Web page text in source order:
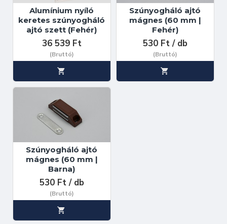
Alumínium nyíló
keretes szúnyogháló
ajtó szett (Fehér)
36 539 Ft
(Bruttó)
Szúnyogháló ajtó
mágnes (60 mm |
Fehér)
530 Ft / db
(Bruttó)
Szúnyogháló ajtó
mágnes (60 mm |
Barna)
530 Ft / db
(Bruttó)